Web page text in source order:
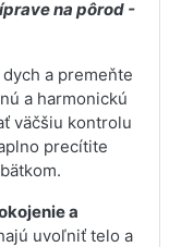
na pôrod -
a premeňte
a harmonickú
väčšiu kontrolu
precítite
a
uvoľniť telo a